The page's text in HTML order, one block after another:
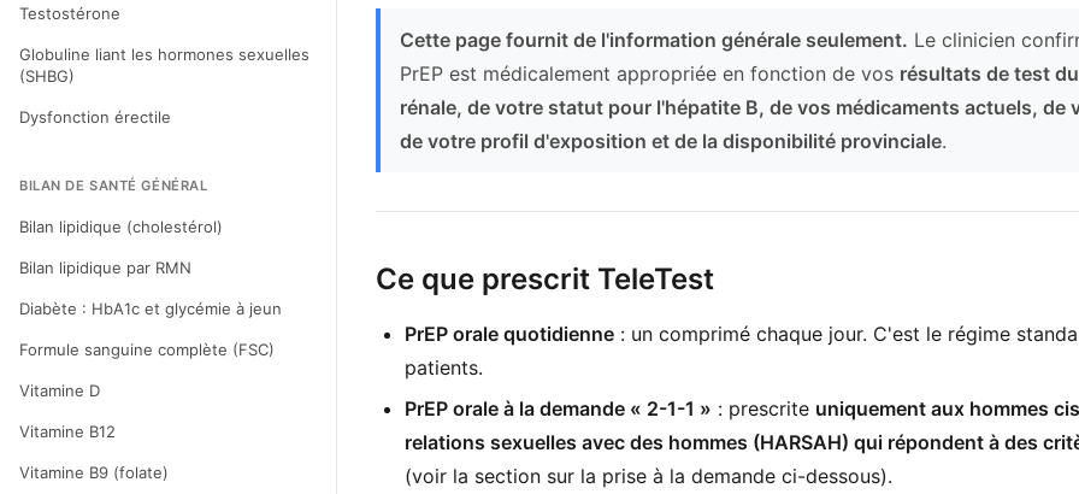
Testostérone
Globuline liant les hormones sexuelles
(SHBG)
Dysfonction érectile
BILAN DE SANTÉ GÉNÉRAL
Bilan lipidique (cholestérol)
Bilan lipidique par RMN
Diabète : HbA1c et glycémie à jeun
Formule sanguine complète (FSC)
Vitamine D
Vitamine B12
Vitamine B9 (folate)
Cette page fournit de l'information générale seulement. Le clinicien
PrEP est médicalement appropriée en fonction de vos résultats de test
rénale, de votre statut pour l'hépatite B, de vos médicaments actuels, de
de votre profil d'exposition et de la disponibilité provinciale.
Ce que prescrit TeleTest
PrEP orale quotidienne : un comprimé chaque jour. C'est le régime
patients.
PrEP orale à la demande « 2-1-1 » : prescrite uniquement aux hommes
relations sexuelles avec des hommes (HARSAH) qui répondent à des
(voir la section sur la prise à la demande ci-dessous).